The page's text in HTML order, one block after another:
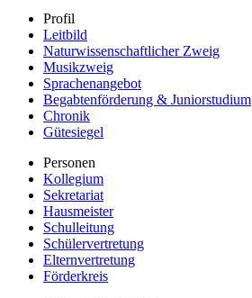
Profil
Leitbild
Naturwissenschaftlicher Zweig
Musikzweig
Sprachenangebot
Begabtenförderung & Juniorstudium
Chronik
Gütesiegel
Personen
Kollegium
Sekretariat
Hausmeister
Schulleitung
Schülervertretung
Elternvertretung
Förderkreis